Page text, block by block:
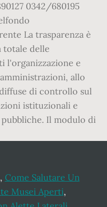
0342/680195
La trasparenza è
totale delle
l'organizzazione e
allo
di controllo sul
istituzionali e
Il modulo di
, Come Salutare Un
Musei Aperti,